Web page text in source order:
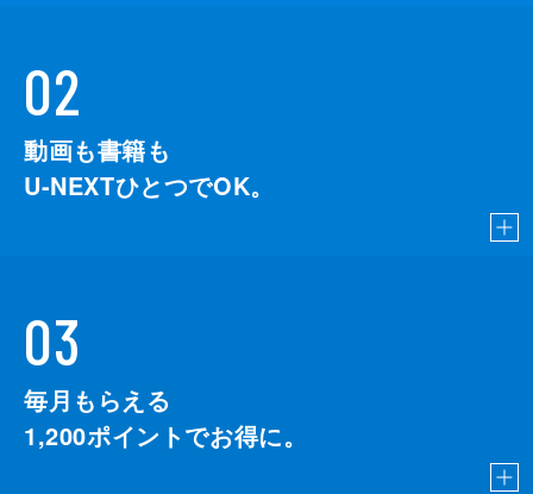
02
動画も書籍も
U-NEXTひとつでOK。
03
毎月もらえる
1,200ポイントでお得に。